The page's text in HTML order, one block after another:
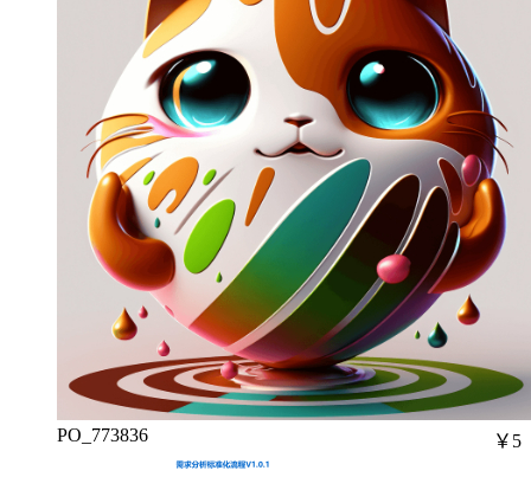
PO_773836 ￥5